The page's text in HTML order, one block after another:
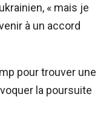
« mais je
à un accord
pour trouver une
la poursuite